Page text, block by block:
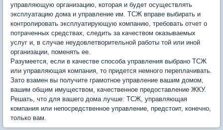
управляющую организацию, которая и будет осуществлять
эксплуатацию дома и управление им. ТСЖ вправе выбирать и
контролировать эксплуатирующую компанию, требовать отчет о
потраченных средствах, следить за качеством оказываемых
услуг и, в случае неудовлетворительной работы той или иной
организации, поменять ее.
Разумеется, если в качестве способа управления выбрано ТСЖ
или управляющая компания, то придется немного переплачивать.
Зато взамен вы получите грамотное управление вашим домом,
вашим общим имуществом, качественное предоставление ЖКУ.
Решать, что для вашего дома лучше: ТСЖ, управляющая
компания или непосредственное управление, предстоит, конечно,
только вам.